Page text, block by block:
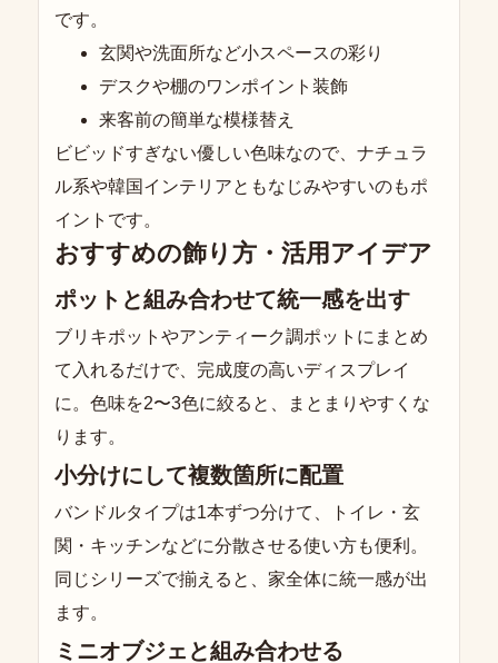
です。
玄関や洗面所など小スペースの彩り
デスクや棚のワンポイント装飾
来客前の簡単な模様替え
ビビッドすぎない優しい色味なので、ナチュラ
ル系や韓国インテリアともなじみやすいのもポ
イントです。
おすすめの飾り方・活用アイデア
ポットと組み合わせて統一感を出す
ブリキポットやアンティーク調ポットにまとめ
て入れるだけで、完成度の高いディスプレイ
に。色味を2〜3色に絞ると、まとまりやすくな
ります。
小分けにして複数箇所に配置
バンドルタイプは1本ずつ分けて、トイレ・玄
関・キッチンなどに分散させる使い方も便利。
同じシリーズで揃えると、家全体に統一感が出
ます。
ミニオブジェと組み合わせる